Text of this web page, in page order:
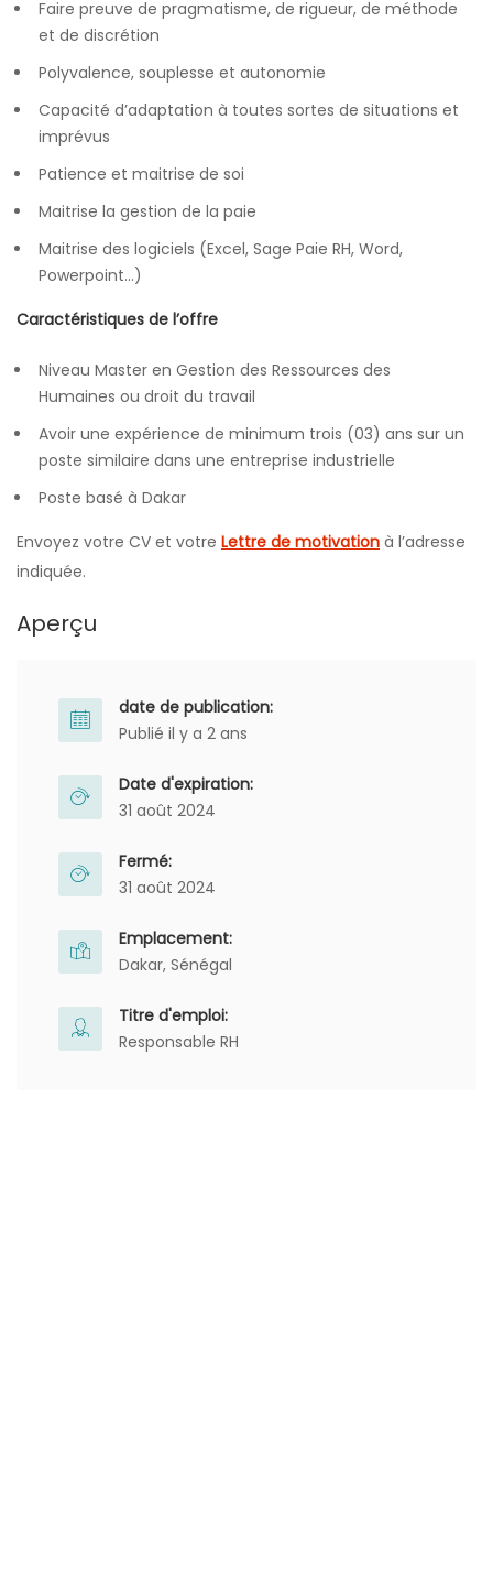
Faire preuve de pragmatisme, de rigueur, de méthode
et de discrétion
Polyvalence, souplesse et autonomie
Capacité d’adaptation à toutes sortes de situations et
imprévus
Patience et maitrise de soi
Maitrise la gestion de la paie
Maitrise des logiciels (Excel, Sage Paie RH, Word,
Powerpoint…)
Caractéristiques de l’offre
Niveau Master en Gestion des Ressources des
Humaines ou droit du travail
Avoir une expérience de minimum trois (03) ans sur un
poste similaire dans une entreprise industrielle
Poste basé à Dakar
Envoyez votre CV et votre Lettre de motivation à l’adresse
indiquée.
Aperçu
date de publication:
Publié il y a 2 ans
Date d'expiration:
31 août 2024
Fermé:
31 août 2024
Emplacement:
Dakar, Sénégal
Titre d'emploi:
Responsable RH